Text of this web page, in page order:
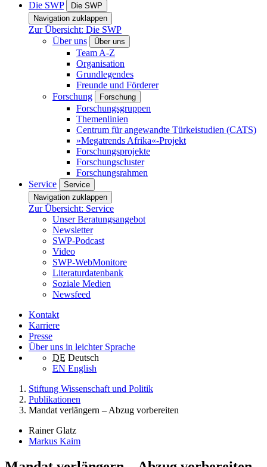
Die SWP
Die SWP
Navigation zuklappen
Zur Übersicht: Die SWP
Über uns
Über uns
Team A-Z
Organisation
Grundlegendes
Freunde und Förderer
Forschung
Forschung
Forschungsgruppen
Themenlinien
Centrum für angewandte Türkeistudien (CATS)
»Megatrends Afrika«-Projekt
Forschungsprojekte
Forschungscluster
Forschungsrahmen
Service
Service
Navigation zuklappen
Zur Übersicht: Service
Unser Beratungsangebot
Newsletter
SWP-Podcast
Video
SWP-WebMonitore
Literaturdatenbank
Soziale Medien
Newsfeed
Kontakt
Karriere
Presse
Über uns in leichter Sprache
DE Deutsch
EN English
Stiftung Wissenschaft und Politik
Publikationen
Mandat verlängern – Abzug vorbereiten
Rainer Glatz
Markus Kaim